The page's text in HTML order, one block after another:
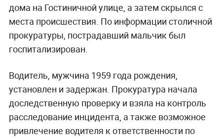
дома на Гостиничной улице, а затем скрылся с
места происшествия. По информации столичной
прокуратуры, пострадавший мальчик был
госпитализирован.
Водитель, мужчина 1959 года рождения,
установлен и задержан. Прокуратура начала
доследственную проверку и взяла на контроль
расследование инцидента, а также возможное
привлечение водителя к ответственности по